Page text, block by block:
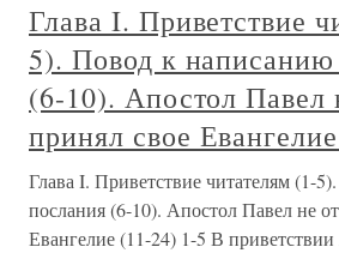
Глава I. Приветствие
5). Повод к
(6-10). Апостол Павел
принял свое
Глава I. Приветствие читателям (1-
послания (6-10). Апостол Павел не
Евангелие (11-24) 1-5 В